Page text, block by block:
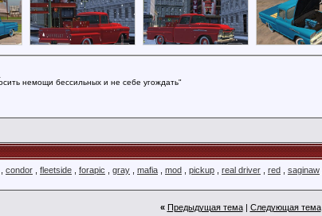
немощи бессильных и не себе угождать"
condor fleetside forapic gray mafia mod pickup real driver red saginaw
« Предыдущая тема| Следующая тема